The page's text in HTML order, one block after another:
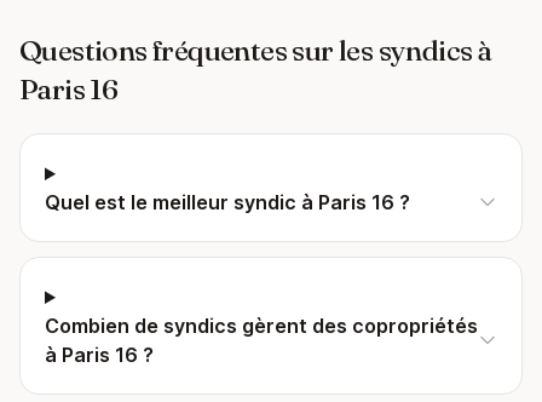
Questions fréquentes sur les syndics à
Paris 16
Quel est le meilleur syndic à Paris 16 ?
Combien de syndics gèrent des copropriétés
à Paris 16 ?